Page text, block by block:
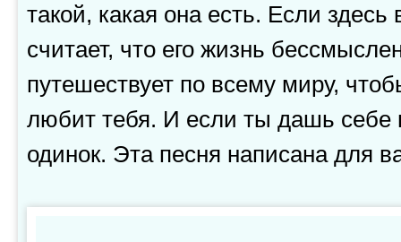
такой, какая она есть. Если здесь
считает, что его жизнь
путешествует по всему миру,
любит тебя. И если ты дашь
одинок. Эта песня написана для